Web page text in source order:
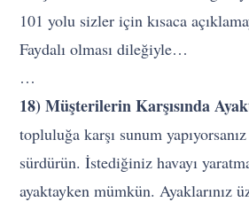
101 yolu sizler için kısaca
Faydalı olması dileğiyle…
…
18) Müşterilerin Karşısında
topluluğa karşı sunum
sürdürün. İstediğiniz havayı
ayaktayken mümkün. Ayaklarınız